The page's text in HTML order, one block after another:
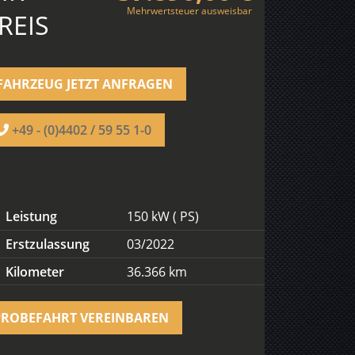
Mehrwertsteuer ausweisbar
JETZT ANFRAGEN
+49 - (0)4402 / 59 55 1-0
Leistung
150 kW ( PS)
Erstzulassung
03/2022
Kilometer
36.366 km
VEREINBAREN